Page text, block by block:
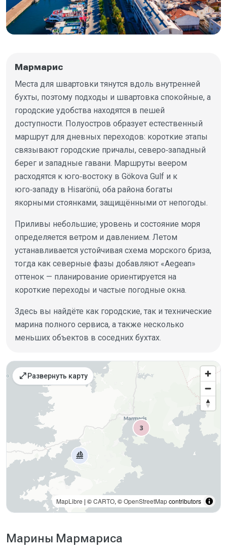
Мармарис
Места для швартовки тянутся вдоль внутренней
бухты, поэтому подходы и швартовка спокойные, а
городские удобства находятся в пешей
доступности. Полуостров образует естественный
маршрут для дневных переходов: короткие этапы
связывают городские причалы, северо‑западный
берег и западные гавани. Маршруты веером
расходятся к юго‑востоку в Gökova Gulf и к
юго‑западу в Hisarönü, оба района богаты
якорными стоянками, защищёнными от непогоды.
Приливы небольшие; уровень и состояние моря
определяется ветром и давлением. Летом
устанавливается устойчивая схема морского бриза,
тогда как северные фазы добавляют «Aegean»
оттенок — планирование ориентируется на
короткие переходы и частые погодные окна.
Здесь вы найдёте как городские, так и технические
марина полного сервиса, а также несколько
меньших объектов в соседних бухтах.
Места на карте
open_in_full Развернуть карту
MapLibre | ©CARTO, ©OpenStreetMapcontributors
Марины Мармариса